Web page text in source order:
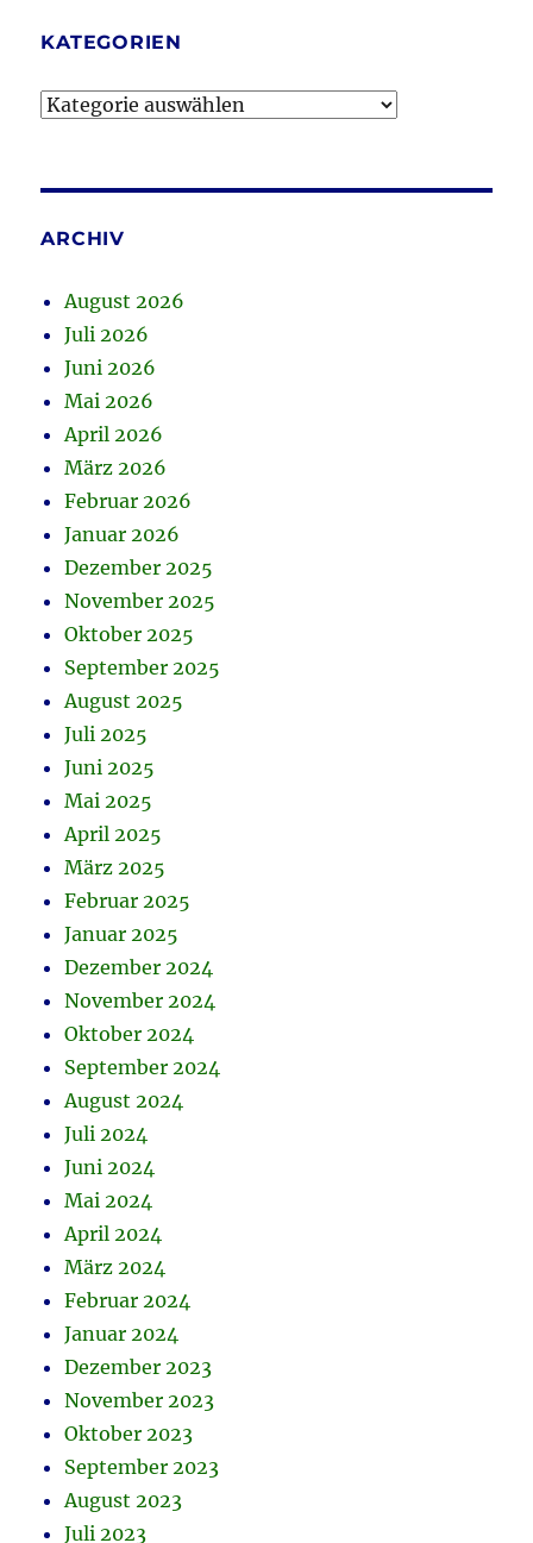
KATEGORIEN
Kategorien
ARCHIV
August 2026
Juli 2026
Juni 2026
Mai 2026
April 2026
März 2026
Februar 2026
Januar 2026
Dezember 2025
November 2025
Oktober 2025
September 2025
August 2025
Juli 2025
Juni 2025
Mai 2025
April 2025
März 2025
Februar 2025
Januar 2025
Dezember 2024
November 2024
Oktober 2024
September 2024
August 2024
Juli 2024
Juni 2024
Mai 2024
April 2024
März 2024
Februar 2024
Januar 2024
Dezember 2023
November 2023
Oktober 2023
September 2023
August 2023
Juli 2023